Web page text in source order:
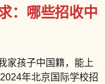
：哪些招收中
家孩子中国籍，能上
年北京国际学校招